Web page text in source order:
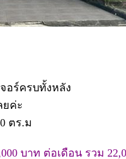
อร์ครบทั้งหลัง
ยค่ะ
ตร.ม
บาท ต่อเดือน รวม